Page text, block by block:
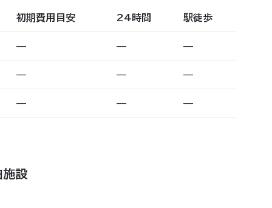
初期費用目安 24時間 駅徒歩
— — —
— — —
— — —
施設